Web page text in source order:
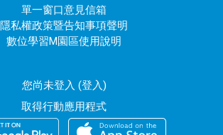
單一窗口意見信箱
隱私權政策暨告知事項聲明
數位學習M園區使用說明
您尚未登入 (登入)
取得行動應用程式